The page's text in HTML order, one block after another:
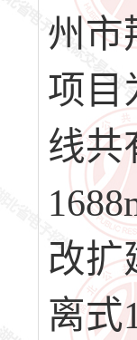
州市
项目
线共
改扩
离式